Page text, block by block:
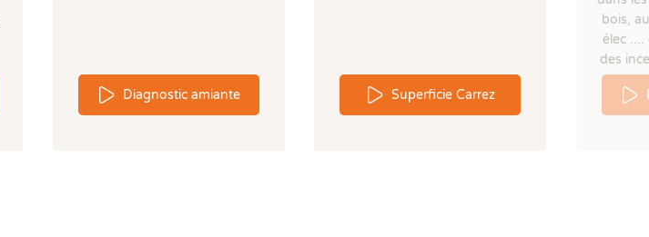
Diagnostic amiante Superficie Carrez
bois,
élec
des